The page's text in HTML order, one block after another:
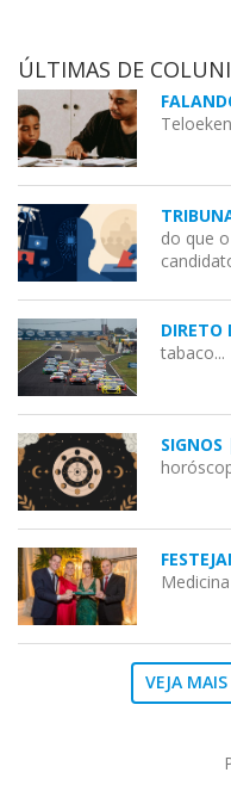
ÚLTIMAS DE
do que
DIRETO
tabaco...
SIGNOS
VEJA